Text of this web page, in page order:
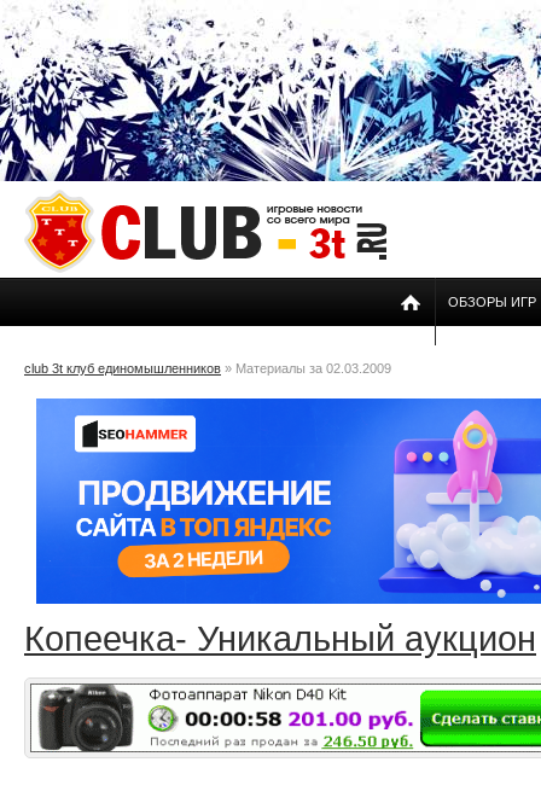
ОБЗОРЫ ИГР
club 3t клуб единомышленников » Материалы за 02.03.2009
Копеечка- Уникальный аукцион